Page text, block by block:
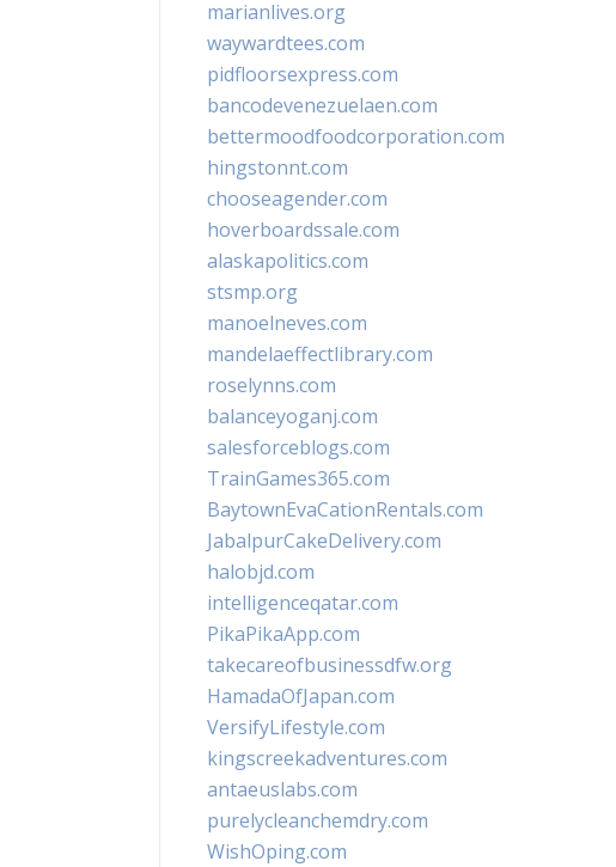
marianlives.org
waywardtees.com
pidfloorsexpress.com
bancodevenezuelaen.com
bettermoodfoodcorporation.com
hingstonnt.com
chooseagender.com
hoverboardssale.com
alaskapolitics.com
stsmp.org
manoelneves.com
mandelaeffectlibrary.com
roselynns.com
balanceyoganj.com
salesforceblogs.com
TrainGames365.com
BaytownEvaCationRentals.com
JabalpurCakeDelivery.com
halobjd.com
intelligenceqatar.com
PikaPikaApp.com
takecareofbusinessdfw.org
HamadaOfJapan.com
VersifyLifestyle.com
kingscreekadventures.com
antaeuslabs.com
purelycleanchemdry.com
WishOping.com